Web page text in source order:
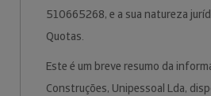
510665268, e a sua natureza
Quotas.
Este é um breve resumo da
Construções, Unipessoal Lda,